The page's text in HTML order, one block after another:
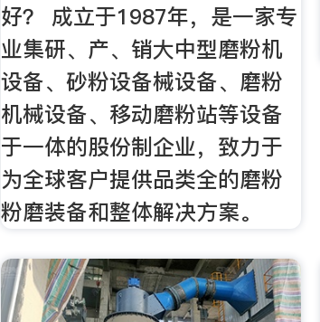
好？ 成立于1987年，是一家专
业集研、产、销大中型磨粉机
设备、砂粉设备械设备、磨粉
机械设备、移动磨粉站等设备
于一体的股份制企业，致力于
为全球客户提供品类全的磨粉
粉磨装备和整体解决方案。